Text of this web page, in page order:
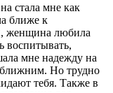
стала мне как
ближе к
женщина любила
воспитывать,
мне надежду на
Но трудно
тебя. Также в